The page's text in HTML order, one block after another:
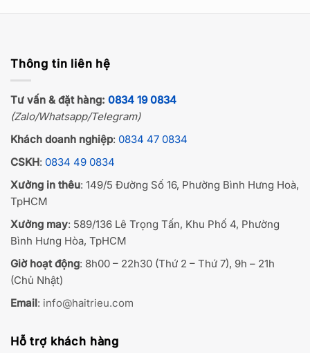
Thông tin liên hệ
Tư vấn & đặt hàng: 0834 19 0834
(Zalo/Whatsapp/Telegram)
Khách doanh nghiệp: 0834 47 0834
CSKH: 0834 49 0834
Xưởng in thêu: 149/5 Đường Số 16, Phường Bình Hưng Hoà,
TpHCM
Xưởng may: 589/136 Lê Trọng Tấn, Khu Phố 4, Phường
Bình Hưng Hòa, TpHCM
Giờ hoạt động: 8h00 – 22h30 (Thứ 2 – Thứ 7), 9h – 21h
(Chủ Nhật)
Email: info@haitrieu.com
Hỗ trợ khách hàng